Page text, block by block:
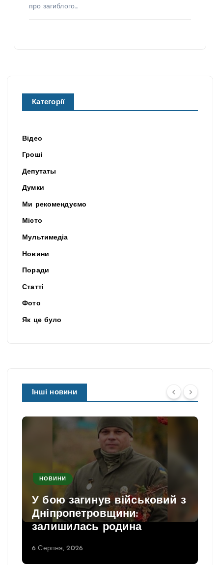
про загиблого…
Категорії
Відео
Гроші
Депутаты
Думки
Ми рекомендуємо
Місто
Мультимедіа
Новини
Поради
Статті
Фото
Як це було
Інші новини
НОВИНИ
У бою загинув військовий з
Дніпропетровщини:
залишилась родина
6 Серпня, 2026